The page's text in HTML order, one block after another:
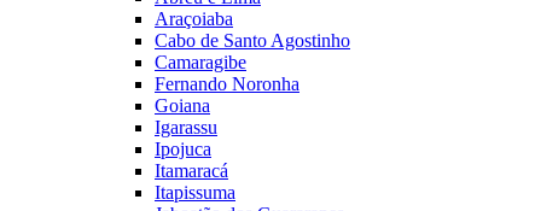
Araçoiaba
Cabo de Santo Agostinho
Camaragibe
Fernando Noronha
Goiana
Igarassu
Ipojuca
Itamaracá
Itapissuma